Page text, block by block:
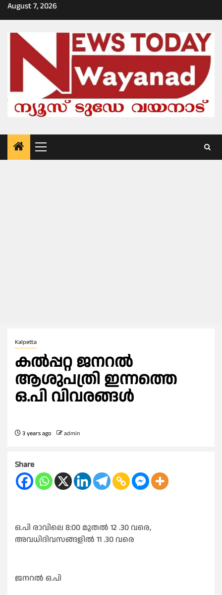
Skip
to
August 7, 2026
Primary
Menu
Kalpetta
കൽപ്പറ്റ ജനറൽ
ആശുപത്രി ഇന്നത്തെ
ഒ.പി വിവരങ്ങൾ
3 years ago admin
Share
ഒ.പി രാവിലെ 8:00 മുതൽ 12 .30 വരെ,
അവധിദിവസങ്ങളിൽ 11 .30 വരെ
ജനറൽ ഒ.പി